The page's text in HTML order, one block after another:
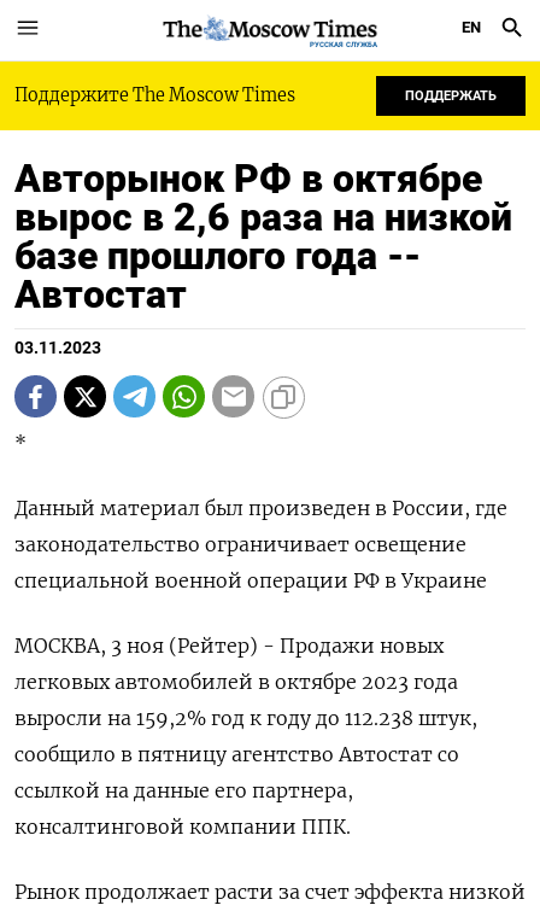
РУССКАЯ СЛУЖБА
EN
Поддержите The Moscow Times ПОДДЕРЖАТЬ
Авторынок РФ в октябре
вырос в 2,6 раза на низкой
базе прошлого года --
Автостат
03.11.2023
*
Данный материал был произведен в России, где
законодательство ограничивает освещение
специальной военной операции РФ в Украине
МОСКВА, 3 ноя (Рейтер) - Продажи новых
легковых автомобилей в октябре 2023 года
выросли на 159,2% год к году до 112.238 штук,
сообщило в пятницу агентство Автостат со
ссылкой на данные его партнера,
консалтинговой компании ППК.
Рынок продолжает расти за счет эффекта низкой